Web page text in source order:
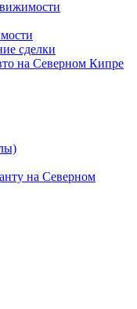
сделки
на Северном Кипре
на Северном